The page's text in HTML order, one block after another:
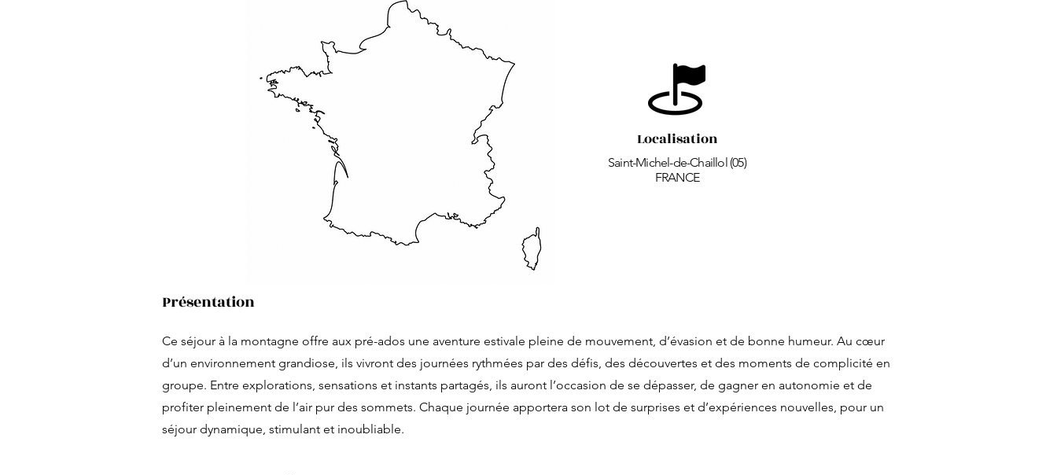
Localisation
Saint-Michel-de-Chaillol (05)
FRANCE
Présentation
Ce séjour à la montagne offre aux pré-ados une aventure estivale pleine de mouvement, d’évasion et de bonne humeur. Au cœur
d’un environnement grandiose, ils vivront des journées rythmées par des défis, des découvertes et des moments de complicité en
groupe. Entre explorations, sensations et instants partagés, ils auront l’occasion de se dépasser, de gagner en autonomie et de
profiter pleinement de l’air pur des sommets. Chaque journée apportera son lot de surprises et d’expériences nouvelles, pour un
séjour dynamique, stimulant et inoubliable.